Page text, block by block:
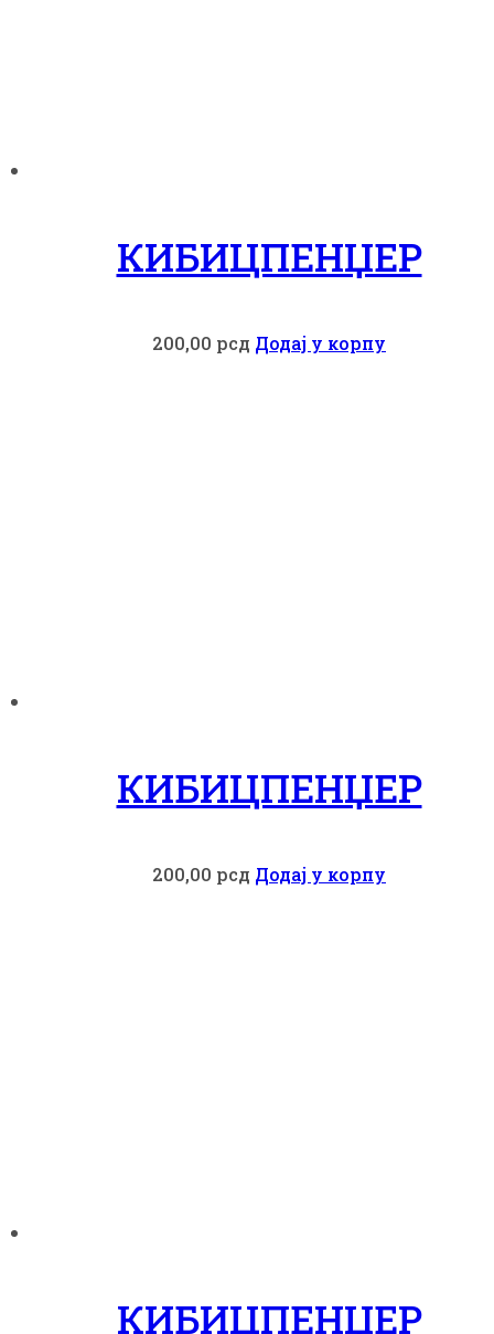
КИБИЦПЕНЏЕР
200,00 рсд Додај у корпу
КИБИЦПЕНЏЕР
200,00 рсд Додај у корпу
КИБИЦПЕНЏЕР